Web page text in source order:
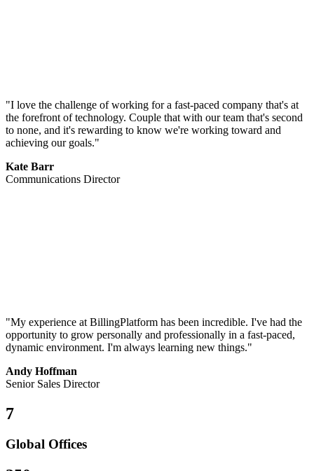
"I love the challenge of working for a fast-paced company that's at
the forefront of technology. Couple that with our team that's second
to none, and it's rewarding to know we're working toward and
achieving our goals."
Kate Barr
Communications Director
"My experience at BillingPlatform has been incredible. I've had the
opportunity to grow personally and professionally in a fast-paced,
dynamic environment. I'm always learning new things."
Andy Hoffman
Senior Sales Director
7
Global Offices